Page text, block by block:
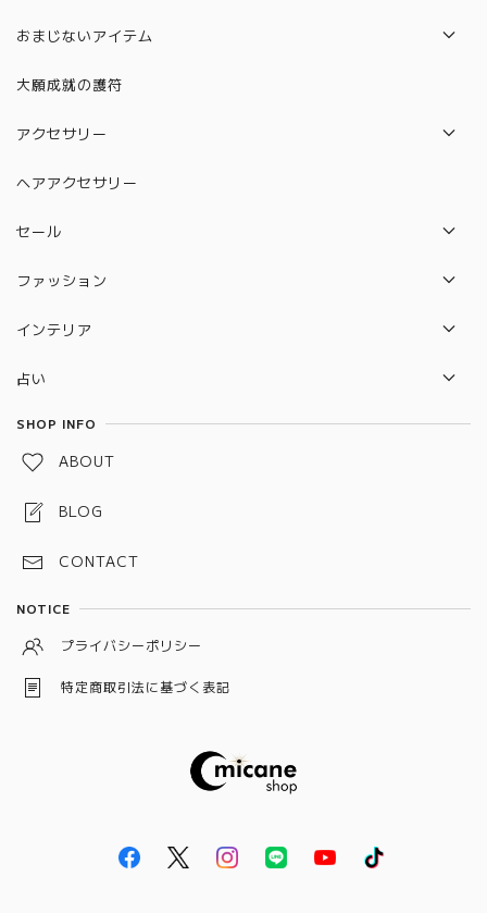
おまじないアイテム
パロサント
カバラ
ルドラクシャ
守り本尊 水晶守り絵
予祝お守り
龍神守り
ワックスサシェ
狐守り
大願成就の護符
アクセサリー
ネックレス
ヘアアクセサリー
セール
セット販売セール
ファッション
バック
インテリア
占い
タロットカード
SHOP INFO
ABOUT
BLOG
CONTACT
NOTICE
プライバシーポリシー
特定商取引法に基づく表記